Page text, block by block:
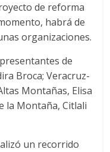
de reforma
habrá de
organizaciones.
de
Broca; Veracruz-
Montañas, Elisa
la Montaña, Citlali
un recorrido